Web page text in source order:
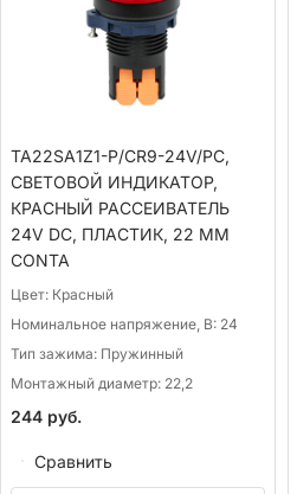
TA22SA1Z1-P/CR9-24V/PC,
СВЕТОВОЙ ИНДИКАТОР,
КРАСНЫЙ РАССЕИВАТЕЛЬ
24V DC, ПЛАСТИК, 22 ММ
CONTA
Цвет: Красный
Номинальное напряжение, В: 24
Тип зажима: Пружинный
Монтажный диаметр: 22,2
244 руб.
Сравнить